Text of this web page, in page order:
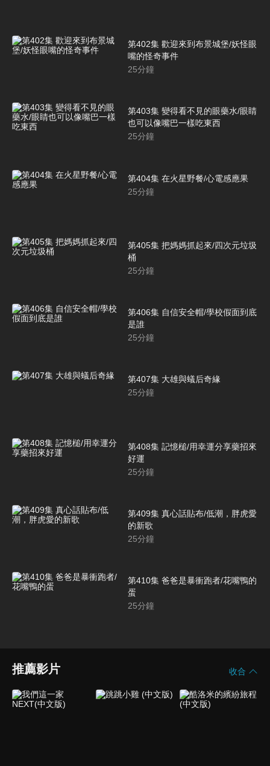
第402集 歡迎來到布景城堡/妖怪眼
嘴的怪奇事件
25分鐘
第403集 變得看不見的眼藥水/眼睛
也可以像嘴巴一樣吃東西
25分鐘
第404集 在火星野餐/心電感應果
25分鐘
第405集 把媽媽抓起來/四次元垃圾
桶
25分鐘
第406集 自信安全帽/學校假面到底
是誰
25分鐘
第407集 大雄與蟻后奇緣
25分鐘
第408集 記憶槌/用幸運分享藥招來
好運
25分鐘
第409集 真心話貼布/低潮，胖虎愛
的新歌
25分鐘
第410集 爸爸是暴衝跑者/花嘴鴨的
蛋
25分鐘
推薦影片 收合